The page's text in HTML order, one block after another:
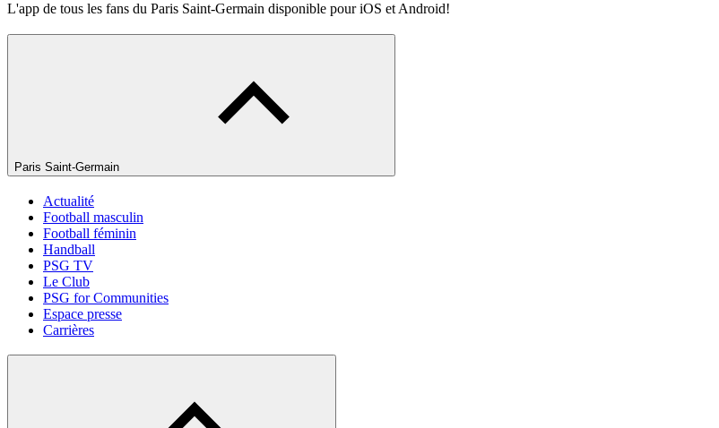
L'app de tous les fans du Paris Saint-Germain disponible pour iOS et Android!
Paris Saint-Germain
Actualité
Football masculin
Football féminin
Handball
PSG TV
Le Club
PSG for Communities
Espace presse
Carrières